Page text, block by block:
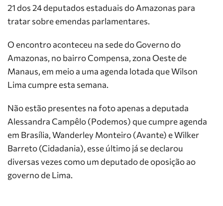
21 dos 24 deputados estaduais do Amazonas para
tratar sobre emendas parlamentares.
O encontro aconteceu na sede do Governo do
Amazonas, no bairro Compensa, zona Oeste de
Manaus, em meio a uma agenda lotada que Wilson
Lima cumpre esta semana.
Não estão presentes na foto apenas a deputada
Alessandra Campêlo (Podemos) que cumpre agenda
em Brasília, Wanderley Monteiro (Avante) e Wilker
Barreto (Cidadania), esse último já se declarou
diversas vezes como um deputado de oposição ao
governo de Lima.